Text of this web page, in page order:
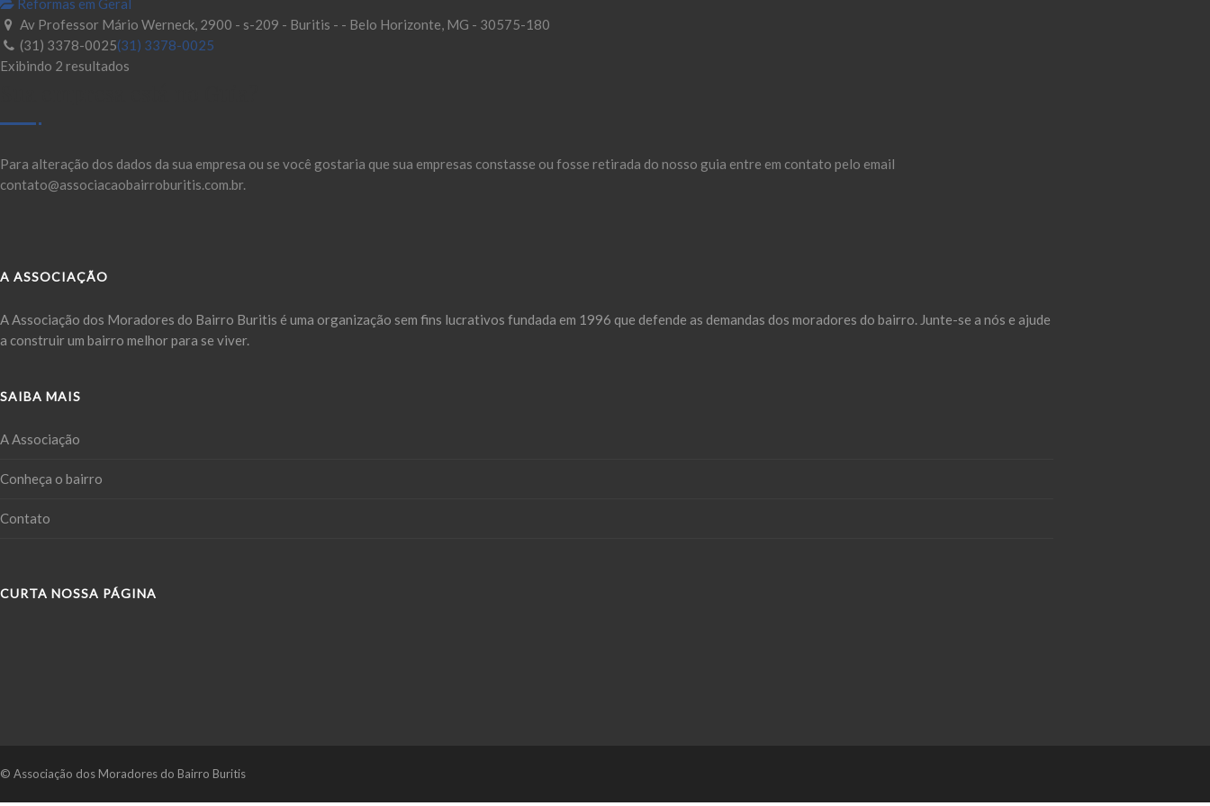
Reformas em Geral
Av Professor Mário Werneck, 2900 - s-209 - Buritis - - Belo Horizonte, MG - 30575-180
(31) 3378-0025(31) 3378-0025
Exibindo 2 resultados
Para alteração dos dados da sua empresa ou se você gostaria que sua empresas constasse ou fosse retirada do nosso guia entre em contato pelo email
contato@associacaobairroburitis.com.br.
A ASSOCIAÇÃO
A Associação dos Moradores do Bairro Buritis é uma organização sem fins lucrativos fundada em 1996 que defende as demandas dos moradores do bairro. Junte-se a nós e ajude
a construir um bairro melhor para se viver.
SAIBA MAIS
A Associação
Conheça o bairro
Contato
CURTA NOSSA PÁGINA
© Associação dos Moradores do Bairro Buritis